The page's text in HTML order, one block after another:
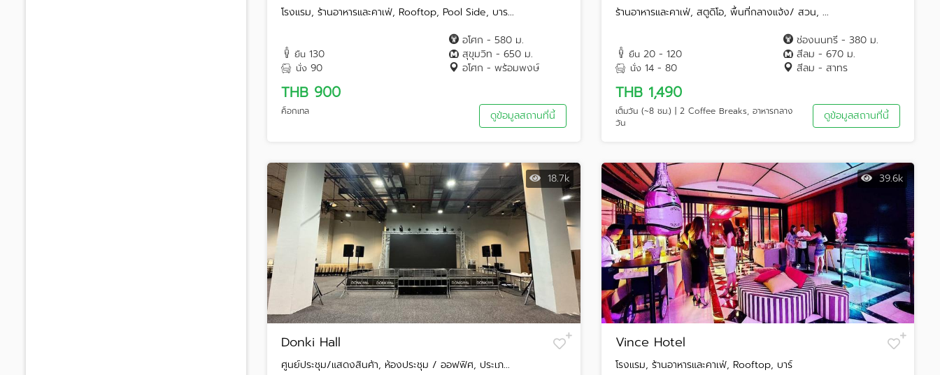
โรงแรม, ร้านอาหารและคาเฟ่, Rooftop, Pool Side, บาร...
ยืน 130
นั่ง 90
อโศก - 580 ม.
สุขุมวิท - 650 ม.
อโศก - พร้อมพงษ์
THB 900
ค็อกเทล ดูข้อมูลสถานที่นี้
ร้านอาหารและคาเฟ่, สตูดิโอ, พื้นที่กลางแจ้ง/ สวน, ...
ยืน 20 - 120
นั่ง 14 - 80
ช่องนนทรี - 380 ม.
สีลม - 670 ม.
สีลม - สาทร
THB 1,490
เต็มวัน (~8 ชม.) | 2 Coffee Breaks, อาหารกลาง
วัน
ดูข้อมูลสถานที่นี้
18.7k
Donki Hall
ศูนย์ประชุม/แสดงสินค้า, ห้องประชุม / ออฟฟิศ, ประเภ...
39.6k
Vince Hotel
โรงแรม, ร้านอาหารและคาเฟ่, Rooftop, บาร์